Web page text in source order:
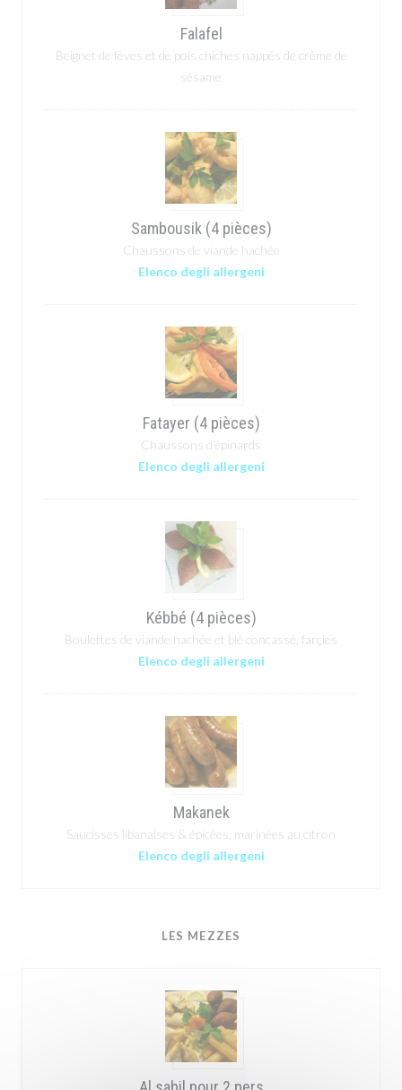
Falafel
Beignet de fèves et de pois chiches nappés de crème de
sésame
Sambousik (4 pièces)
Chaussons de viande hachée
Elenco degli allergeni
Fatayer (4 pièces)
Chaussons d'épinards
Elenco degli allergeni
Kébbé (4 pièces)
Boulettes de viande hachée et blé concassé, farçies
Elenco degli allergeni
Makanek
Saucisses libanaises & épicées, marinées au citron
Elenco degli allergeni
LES MEZZES